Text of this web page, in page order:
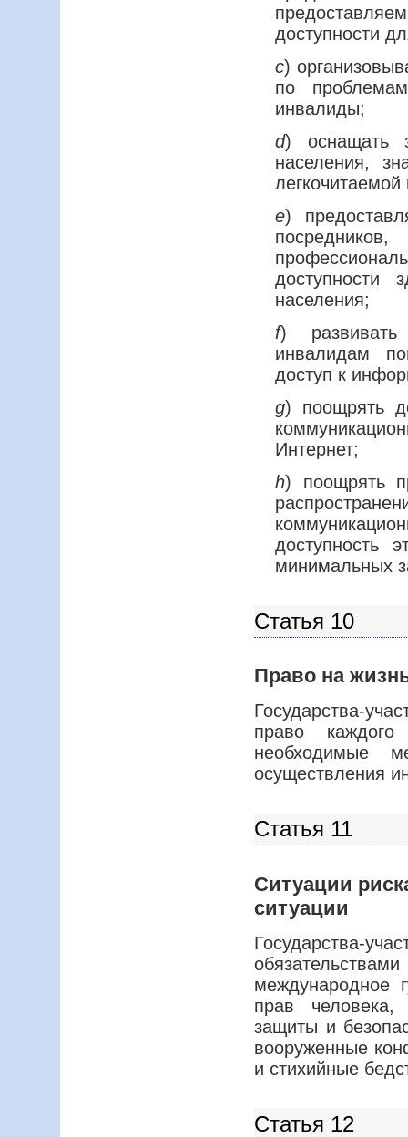
доступности
c)
по
инвалиды;
d) оснащать
населения,
e)
доступности
населения;
f)
инвалидам
доступ к
g) поощрять
Интернет;
h) поощрять
доступность
минимальных
Статья 10
Право на
Государства-
право
необходимые
осуществления
Статья 11
Ситуации
ситуации
Государства-
международное
прав
защиты и
вооруженные
и стихийные
Статья 12